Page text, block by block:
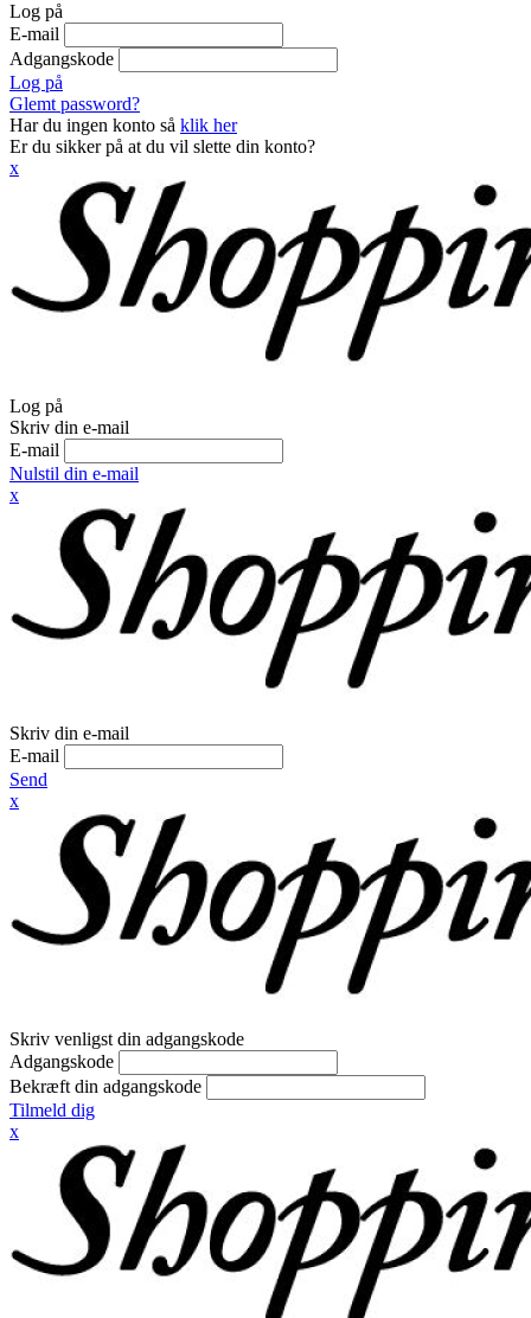
Log på
E-mail
Adgangskode
Log på
Glemt password?
Har du ingen konto så klik her
Er du sikker på at du vil slette din konto?
x
Log på
Skriv din e-mail
E-mail
Nulstil din e-mail
x
Skriv din e-mail
E-mail
Send
x
Skriv venligst din adgangskode
Adgangskode
Bekræft din adgangskode
Tilmeld dig
x